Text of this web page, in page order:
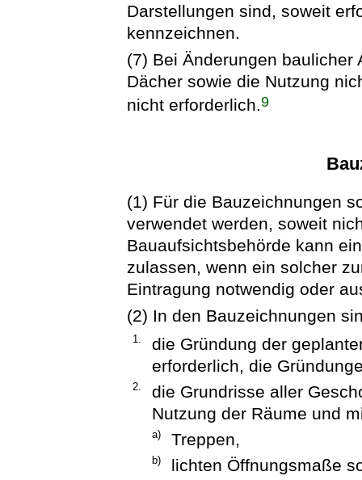
Darstellungen sind, soweit
kennzeichnen.
(7) Bei Änderungen baulicher
Dächer sowie die Nutzung
nicht erforderlich.9
(1) Für die Bauzeichnungen
verwendet werden, soweit
Bauaufsichtsbehörde kann
zulassen, wenn ein solcher
Eintragung notwendig oder
(2) In den Bauzeichnungen
1.
die Gründung der
erforderlich, die
2.
die Grundrisse aller
Nutzung der Räume und
a) Treppen,
b)
lichten Öffnungsmaße